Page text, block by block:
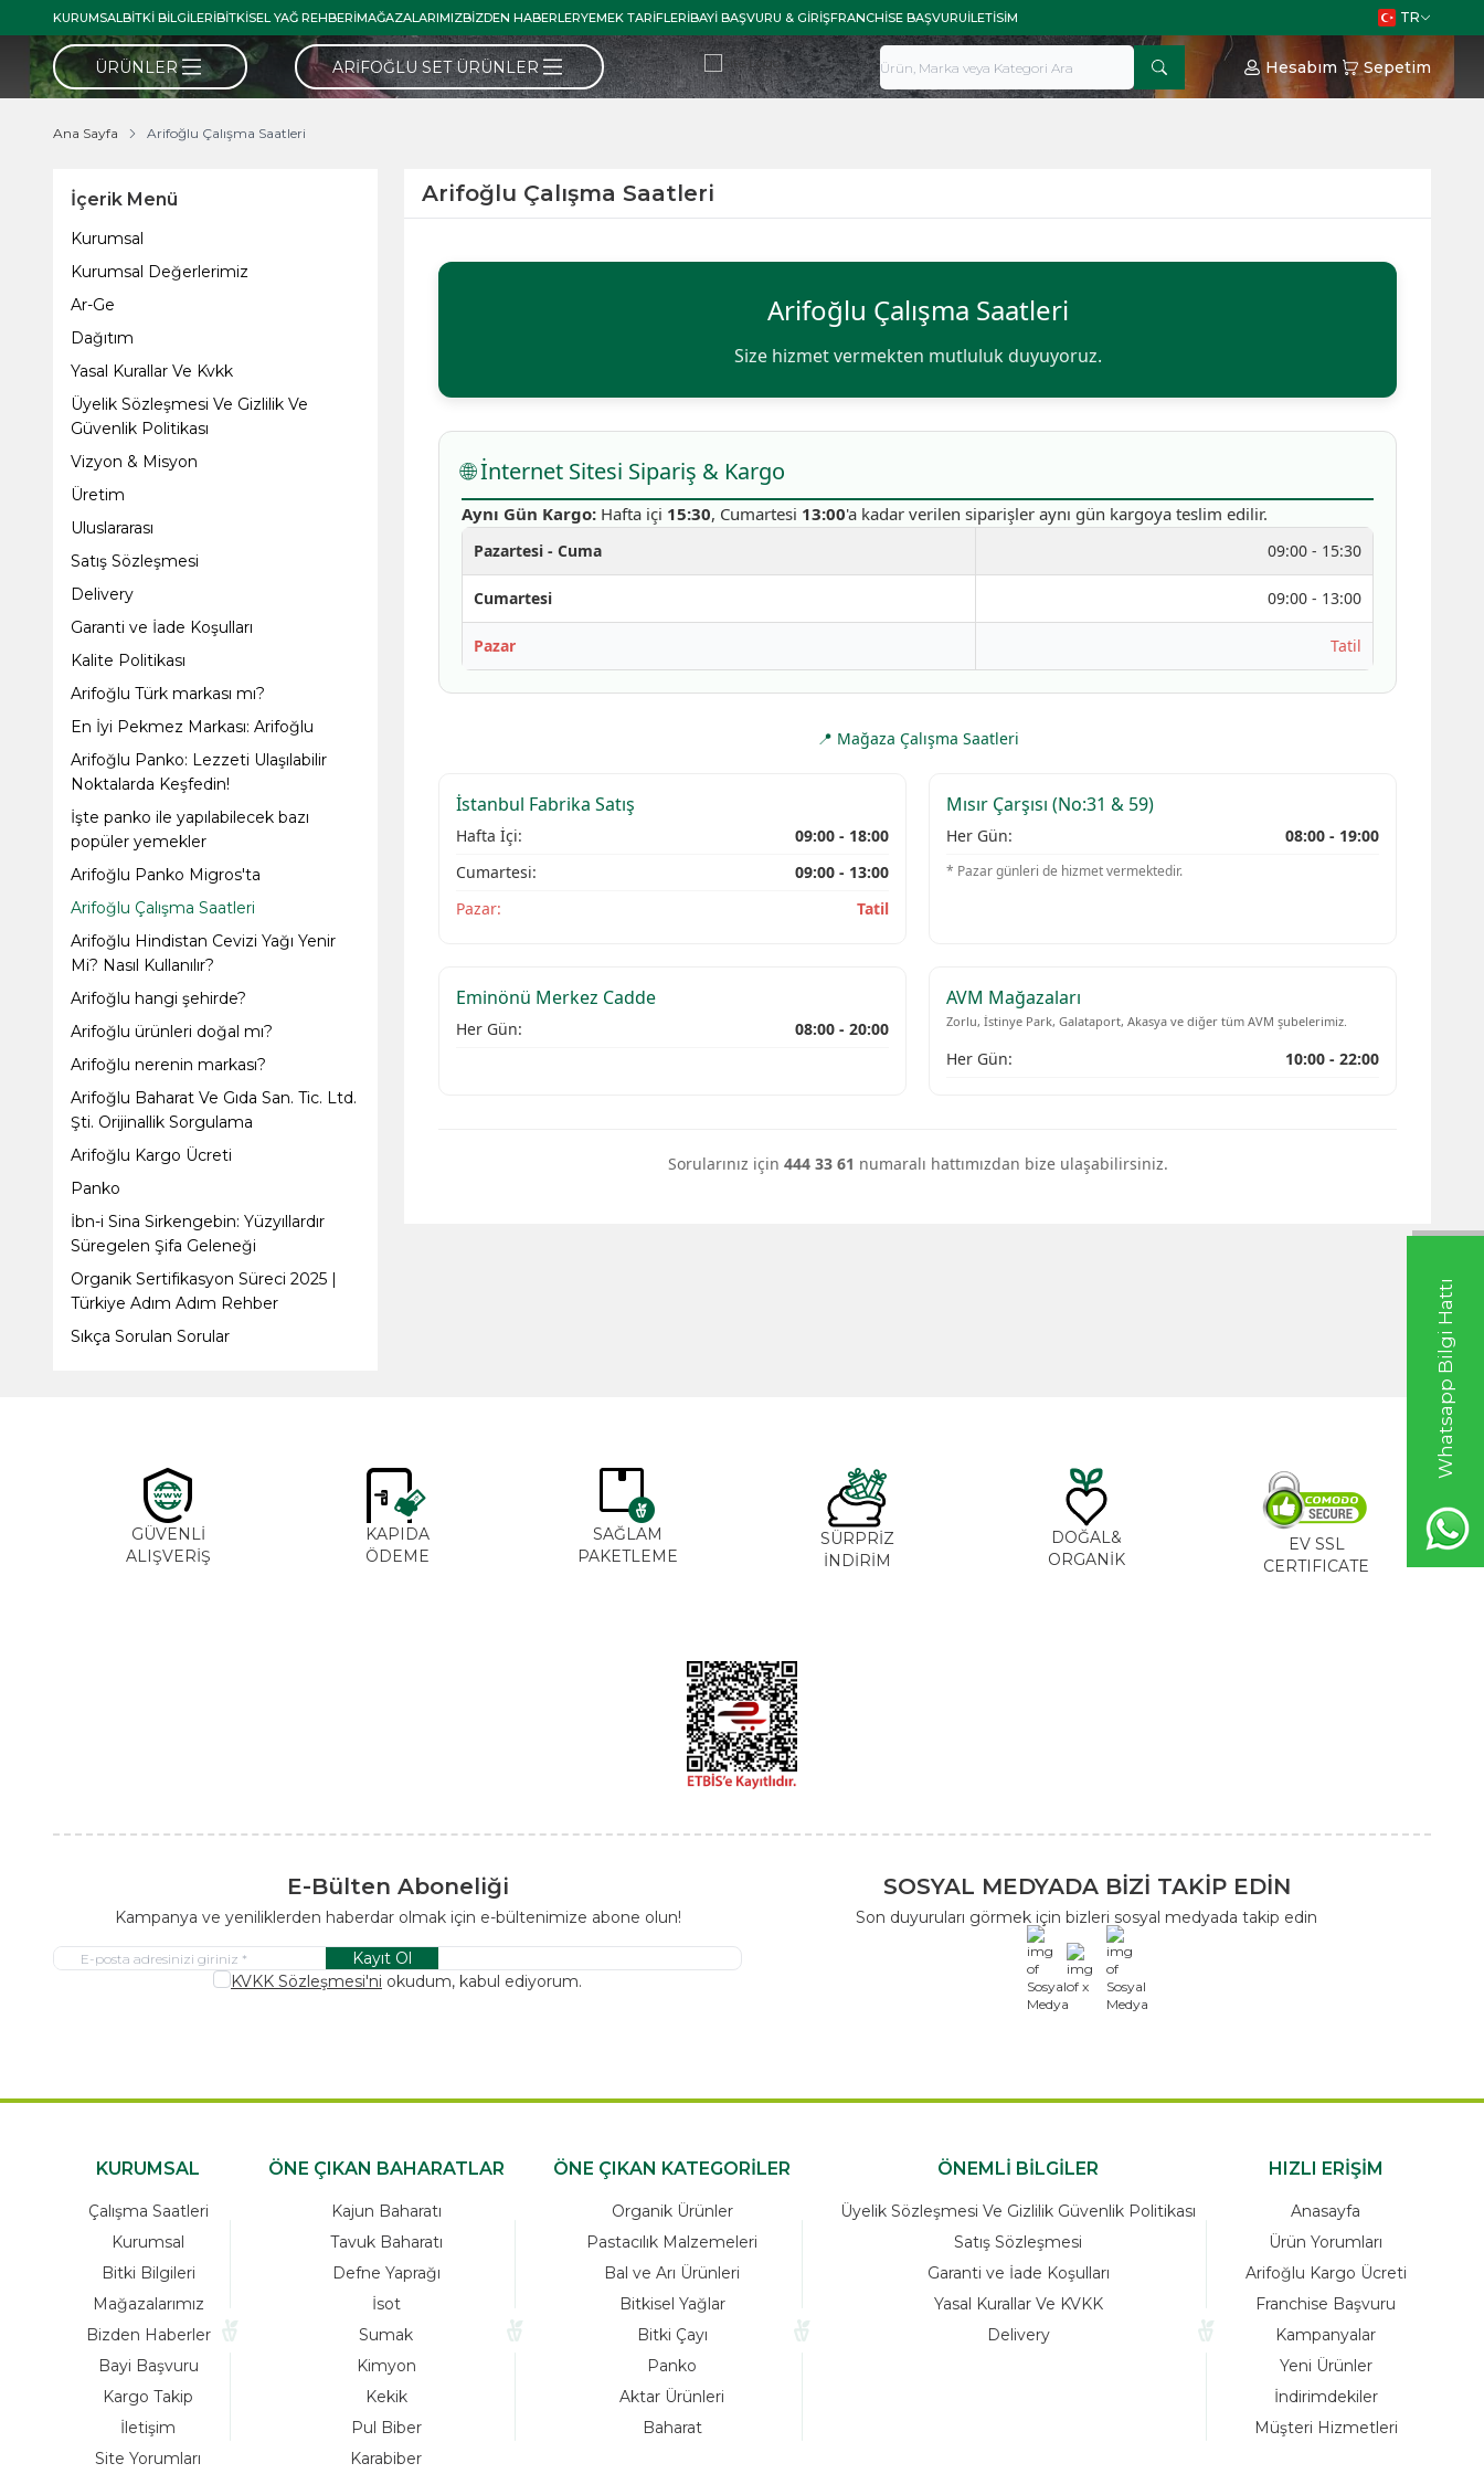
Whatsapp Bilgi Hattı
KURUMSALBITKI BILGILERIBITKISEL YAĞ REHBERIMAĞAZALARIMIZBIZDEN HABERLERYEMEK TARIFLERIBAYI BAŞVURU & GIRIŞFRANCHISE BAŞVURUİLETISIM TR
ÜRÜNLER ARIFOĞLU SET ÜRÜNLER Hesabım Sepetim
Ana Sayfa Arifoğlu Çalışma Saatleri
İçerik Menü
Kurumsal
Kurumsal Değerlerimiz
Ar-Ge
Dağıtım
Yasal Kurallar Ve Kvkk
Üyelik Sözleşmesi Ve Gizlilik Ve
Güvenlik Politikası
Vizyon & Misyon
Üretim
Uluslararası
Satış Sözleşmesi
Delivery
Garanti ve İade Koşulları
Kalite Politikası
Arifoğlu Türk markası mı?
En İyi Pekmez Markası: Arifoğlu
Arifoğlu Panko: Lezzeti Ulaşılabilir
Noktalarda Keşfedin!
İşte panko ile yapılabilecek bazı
popüler yemekler
Arifoğlu Panko Migros'ta
Arifoğlu Çalışma Saatleri
Arifoğlu Hindistan Cevizi Yağı Yenir
Mi? Nasıl Kullanılır?
Arifoğlu hangi şehirde?
Arifoğlu ürünleri doğal mı?
Arifoğlu nerenin markası?
Arifoğlu Baharat Ve Gıda San. Tic. Ltd.
Şti. Orijinallik Sorgulama
Arifoğlu Kargo Ücreti
Panko
İbn-i Sina Sirkengebin: Yüzyıllardır
Süregelen Şifa Geleneği
Organik Sertifikasyon Süreci 2025 |
Türkiye Adım Adım Rehber
Sıkça Sorulan Sorular
Arifoğlu Çalışma Saatleri
Arifoğlu Çalışma Saatleri
Size hizmet vermekten mutluluk duyuyoruz.
🌐 İnternet Sitesi Sipariş & Kargo
Aynı Gün Kargo: Hafta içi 15:30, Cumartesi 13:00'a kadar verilen siparişler aynı gün kargoya teslim edilir.
Pazartesi - Cuma 09:00 - 15:30
Cumartesi 09:00 - 13:00
Pazar Tatil
📍 Mağaza Çalışma Saatleri
İstanbul Fabrika Satış
Hafta İçi:
09:00 - 18:00
Cumartesi:
09:00 - 13:00
Pazar:
Tatil
Mısır Çarşısı (No:31 & 59)
Her Gün: 08:00 - 19:00
* Pazar günleri de hizmet vermektedir.
Eminönü Merkez Cadde
Her Gün: 08:00 - 20:00
AVM Mağazaları
Zorlu, İstinye Park, Galataport, Akasya ve diğer tüm AVM şubelerimiz.
Her Gün: 10:00 - 22:00
Sorularınız için 444 33 61 numaralı hattımızdan bize ulaşabilirsiniz.
GÜVENLİ
ALIŞVERİŞ
KAPIDA
ÖDEME
SAĞLAM
PAKETLEME
SÜRPRİZ
İNDİRİM
DOĞAL&
ORGANİK
EV SSL
CERTIFICATE
E-Bülten Aboneliği
Kampanya ve yeniliklerden haberdar olmak için e-bültenimize abone olun!
Kayıt Ol
KVKK Sözleşmesi'ni okudum, kabul ediyorum.
SOSYAL MEDYADA BİZİ TAKİP EDİN
Son duyuruları görmek için bizleri sosyal medyada takip edin
x
KURUMSAL
Çalışma Saatleri
Kurumsal
Bitki Bilgileri
Mağazalarımız
Bizden Haberler
Bayi Başvuru
Kargo Takip
İletişim
Site Yorumları
ÖNE ÇIKAN BAHARATLAR
Kajun Baharatı
Tavuk Baharatı
Defne Yaprağı
İsot
Sumak
Kimyon
Kekik
Pul Biber
Karabiber
ÖNE ÇIKAN KATEGORİLER
Organik Ürünler
Pastacılık Malzemeleri
Bal ve Arı Ürünleri
Bitkisel Yağlar
Bitki Çayı
Panko
Aktar Ürünleri
Baharat
ÖNEMLİ BİLGİLER
Üyelik Sözleşmesi Ve Gizlilik Güvenlik Politikası
Satış Sözleşmesi
Garanti ve İade Koşulları
Yasal Kurallar Ve KVKK
Delivery
HIZLI ERİŞİM
Anasayfa
Ürün Yorumları
Arifoğlu Kargo Ücreti
Franchise Başvuru
Kampanyalar
Yeni Ürünler
İndirimdekiler
Müşteri Hizmetleri